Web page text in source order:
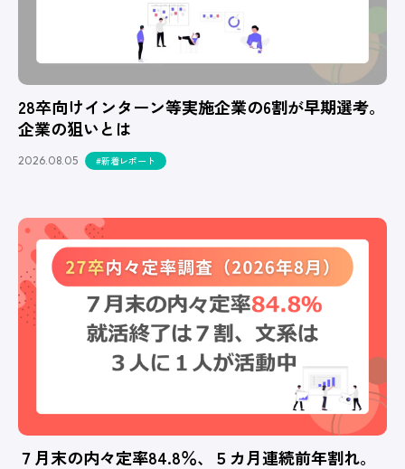
28卒向けインターン等実施企業の6割が早期選考。
企業の狙いとは
2026.08.05 #新着レポート
７月末の内々定率84.8％、５カ月連続前年割れ。